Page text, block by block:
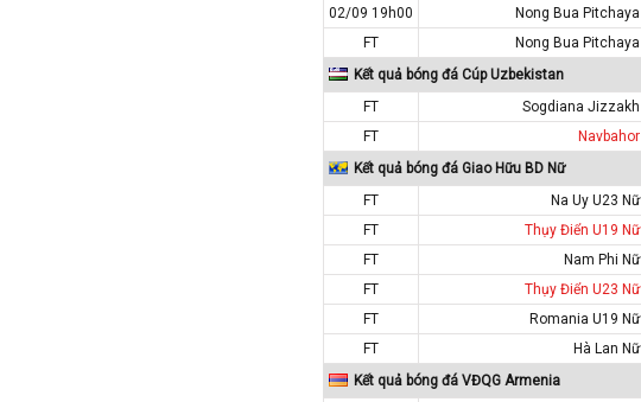
02/09 19h00
Nong Bua Pitchaya
FT
Nong Bua Pitchaya
Kết quả bóng đá Cúp Uzbekistan
FT
Sogdiana Jizzakh
FT
Navbahor
Kết quả bóng đá Giao Hữu BD Nữ
FT
Na Uy U23 Nữ
FT
Thụy Điển U19 Nữ
FT
Nam Phi Nữ
FT
Thụy Điển U23 Nữ
FT
Romania U19 Nữ
FT
Hà Lan Nữ
Kết quả bóng đá VĐQG Armenia